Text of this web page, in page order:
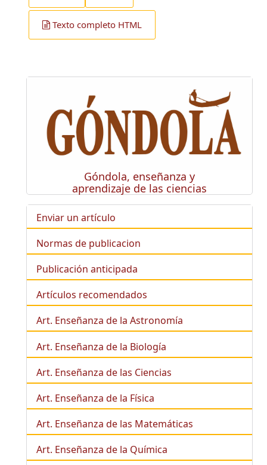
Texto completo HTML
Góndola, enseñanza y
aprendizaje de las ciencias
Enviar un artículo
Normas de publicacion
Publicación anticipada
Artículos recomendados
Art. Enseñanza de la Astronomía
Art. Enseñanza de la Biología
Art. Enseñanza de las Ciencias
Art. Enseñanza de la Física
Art. Enseñanza de las Matemáticas
Art. Enseñanza de la Química